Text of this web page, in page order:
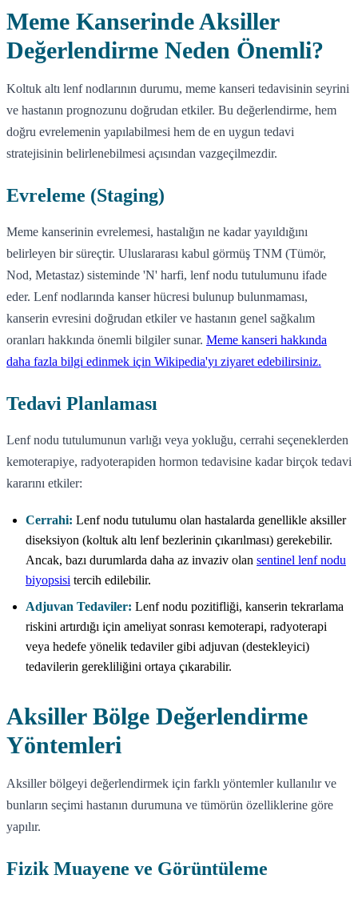
Meme Kanserinde Aksiller
Değerlendirme Neden Önemli?
Koltuk altı lenf nodlarının durumu, meme kanseri tedavisinin seyrini
ve hastanın prognozunu doğrudan etkiler. Bu değerlendirme, hem
doğru evrelemenin yapılabilmesi hem de en uygun tedavi
stratejisinin belirlenebilmesi açısından vazgeçilmezdir.
Evreleme (Staging)
Meme kanserinin evrelemesi, hastalığın ne kadar yayıldığını
belirleyen bir süreçtir. Uluslararası kabul görmüş TNM (Tümör,
Nod, Metastaz) sisteminde 'N' harfi, lenf nodu tutulumunu ifade
eder. Lenf nodlarında kanser hücresi bulunup bulunmaması,
kanserin evresini doğrudan etkiler ve hastanın genel sağkalım
oranları hakkında önemli bilgiler sunar. Meme kanseri hakkında
daha fazla bilgi edinmek için Wikipedia'yı ziyaret edebilirsiniz.
Tedavi Planlaması
Lenf nodu tutulumunun varlığı veya yokluğu, cerrahi seçeneklerden
kemoterapiye, radyoterapiden hormon tedavisine kadar birçok tedavi
kararını etkiler:
Cerrahi: Lenf nodu tutulumu olan hastalarda genellikle aksiller
diseksiyon (koltuk altı lenf bezlerinin çıkarılması) gerekebilir.
Ancak, bazı durumlarda daha az invaziv olan sentinel lenf nodu
biyopsisi tercih edilebilir.
Adjuvan Tedaviler: Lenf nodu pozitifliği, kanserin tekrarlama
riskini artırdığı için ameliyat sonrası kemoterapi, radyoterapi
veya hedefe yönelik tedaviler gibi adjuvan (destekleyici)
tedavilerin gerekliliğini ortaya çıkarabilir.
Aksiller Bölge Değerlendirme
Yöntemleri
Aksiller bölgeyi değerlendirmek için farklı yöntemler kullanılır ve
bunların seçimi hastanın durumuna ve tümörün özelliklerine göre
yapılır.
Fizik Muayene ve Görüntüleme